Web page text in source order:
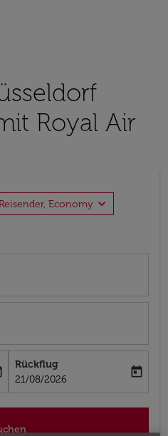
Royal Air
Economy expand_more
label
Rückflug
fc-booking-return-date-aria-label
21/08/2026
today